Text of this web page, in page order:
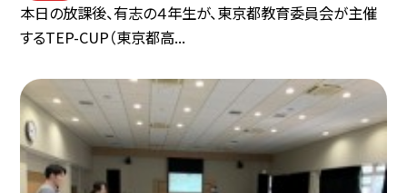
本日の放課後、有志の４年生が、東京都教育委員会が主催
するTEP-CUP（東京都高...